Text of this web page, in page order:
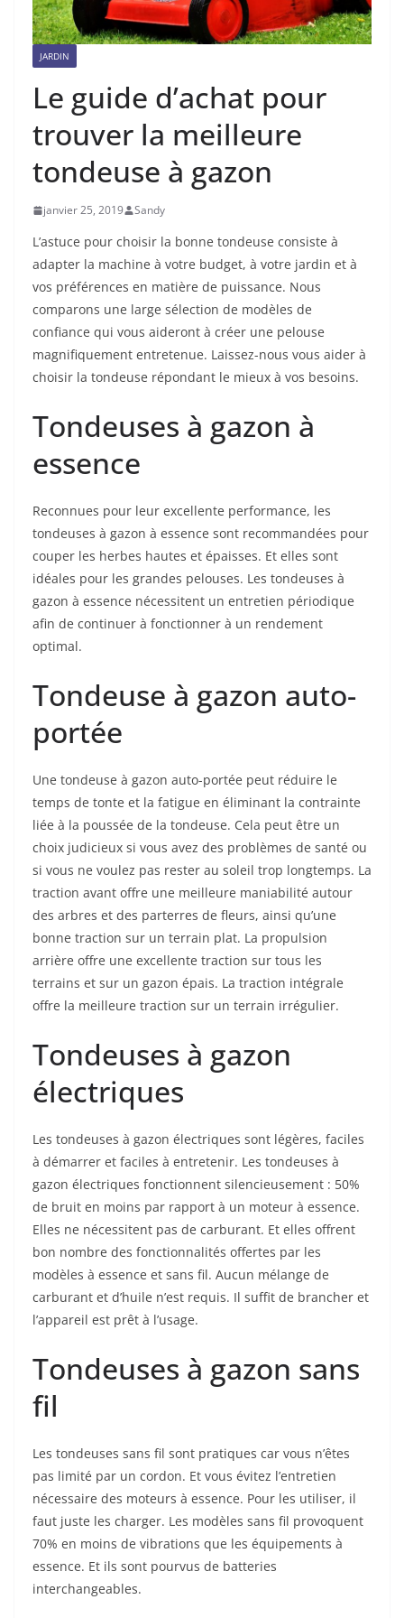
JARDIN
Le guide d’achat pour
trouver la meilleure
tondeuse à gazon
janvier 25, 2019 Sandy
L’astuce pour choisir la bonne tondeuse consiste à
adapter la machine à votre budget, à votre jardin et à
vos préférences en matière de puissance. Nous
comparons une large sélection de modèles de
confiance qui vous aideront à créer une pelouse
magnifiquement entretenue. Laissez-nous vous aider à
choisir la tondeuse répondant le mieux à vos besoins.
Tondeuses à gazon à
essence
Reconnues pour leur excellente performance, les
tondeuses à gazon à essence sont recommandées pour
couper les herbes hautes et épaisses. Et elles sont
idéales pour les grandes pelouses. Les tondeuses à
gazon à essence nécessitent un entretien périodique
afin de continuer à fonctionner à un rendement
optimal.
Tondeuse à gazon auto-
portée
Une tondeuse à gazon auto-portée peut réduire le
temps de tonte et la fatigue en éliminant la contrainte
liée à la poussée de la tondeuse. Cela peut être un
choix judicieux si vous avez des problèmes de santé ou
si vous ne voulez pas rester au soleil trop longtemps. La
traction avant offre une meilleure maniabilité autour
des arbres et des parterres de fleurs, ainsi qu’une
bonne traction sur un terrain plat. La propulsion
arrière offre une excellente traction sur tous les
terrains et sur un gazon épais. La traction intégrale
offre la meilleure traction sur un terrain irrégulier.
Tondeuses à gazon
électriques
Les tondeuses à gazon électriques sont légères, faciles
à démarrer et faciles à entretenir. Les tondeuses à
gazon électriques fonctionnent silencieusement : 50%
de bruit en moins par rapport à un moteur à essence.
Elles ne nécessitent pas de carburant. Et elles offrent
bon nombre des fonctionnalités offertes par les
modèles à essence et sans fil. Aucun mélange de
carburant et d’huile n’est requis. Il suffit de brancher et
l’appareil est prêt à l’usage.
Tondeuses à gazon sans
fil
Les tondeuses sans fil sont pratiques car vous n’êtes
pas limité par un cordon. Et vous évitez l’entretien
nécessaire des moteurs à essence. Pour les utiliser, il
faut juste les charger. Les modèles sans fil provoquent
70% en moins de vibrations que les équipements à
essence. Et ils sont pourvus de batteries
interchangeables.